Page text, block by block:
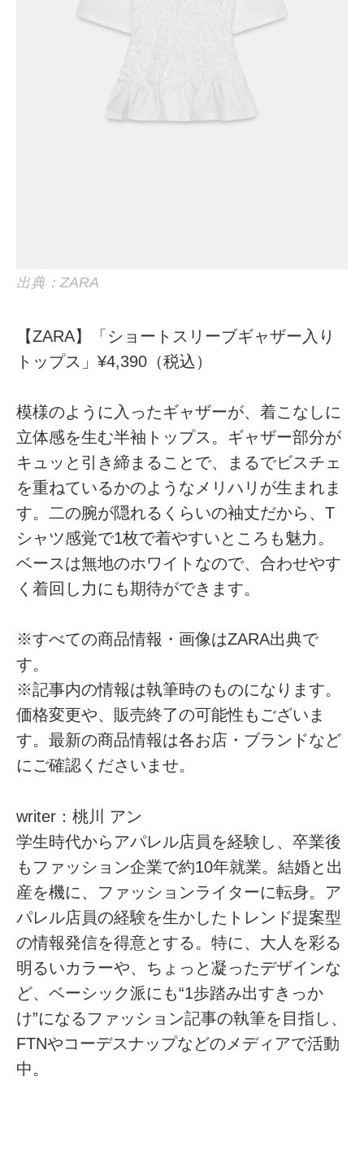
出典：ZARA
【ZARA】「ショートスリーブギャザー入り
トップス」¥4,390（税込）
模様のように入ったギャザーが、着こなしに
立体感を生む半袖トップス。ギャザー部分が
キュッと引き締まることで、まるでビスチェ
を重ねているかのようなメリハリが生まれま
す。二の腕が隠れるくらいの袖丈だから、T
シャツ感覚で1枚で着やすいところも魅力。
ベースは無地のホワイトなので、合わせやす
く着回し力にも期待ができます。
※すべての商品情報・画像はZARA出典で
す。
※記事内の情報は執筆時のものになります。
価格変更や、販売終了の可能性もございま
す。最新の商品情報は各お店・ブランドなど
にご確認くださいませ。
writer：桃川 アン
学生時代からアパレル店員を経験し、卒業後
もファッション企業で約10年就業。結婚と出
産を機に、ファッションライターに転身。ア
パレル店員の経験を生かしたトレンド提案型
の情報発信を得意とする。特に、大人を彩る
明るいカラーや、ちょっと凝ったデザインな
ど、ベーシック派にも“1歩踏み出すきっか
け”になるファッション記事の執筆を目指し、
FTNやコーデスナップなどのメディアで活動
中。